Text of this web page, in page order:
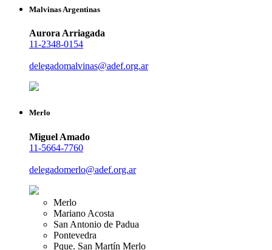
Malvinas Argentinas
Aurora Arriagada
11-2348-0154
delegadomalvinas@adef.org.ar
Merlo
Miguel Amado
11-5664-7760
delegadomerlo@adef.org.ar
Merlo
Mariano Acosta
San Antonio de Padua
Pontevedra
Pque. San Martín Merlo